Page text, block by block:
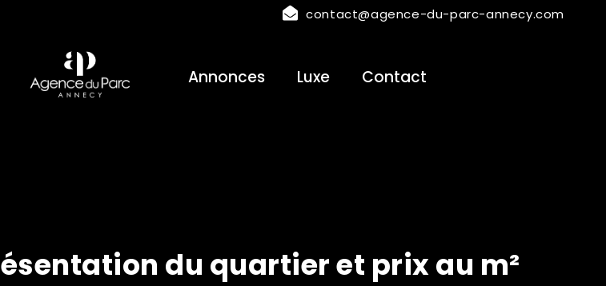
contact@agence-du-parc-annecy.com
Annonces Luxe Contact
du quartier et prix au m²